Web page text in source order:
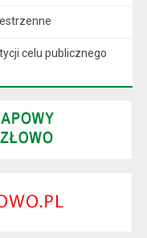
celu publicznego